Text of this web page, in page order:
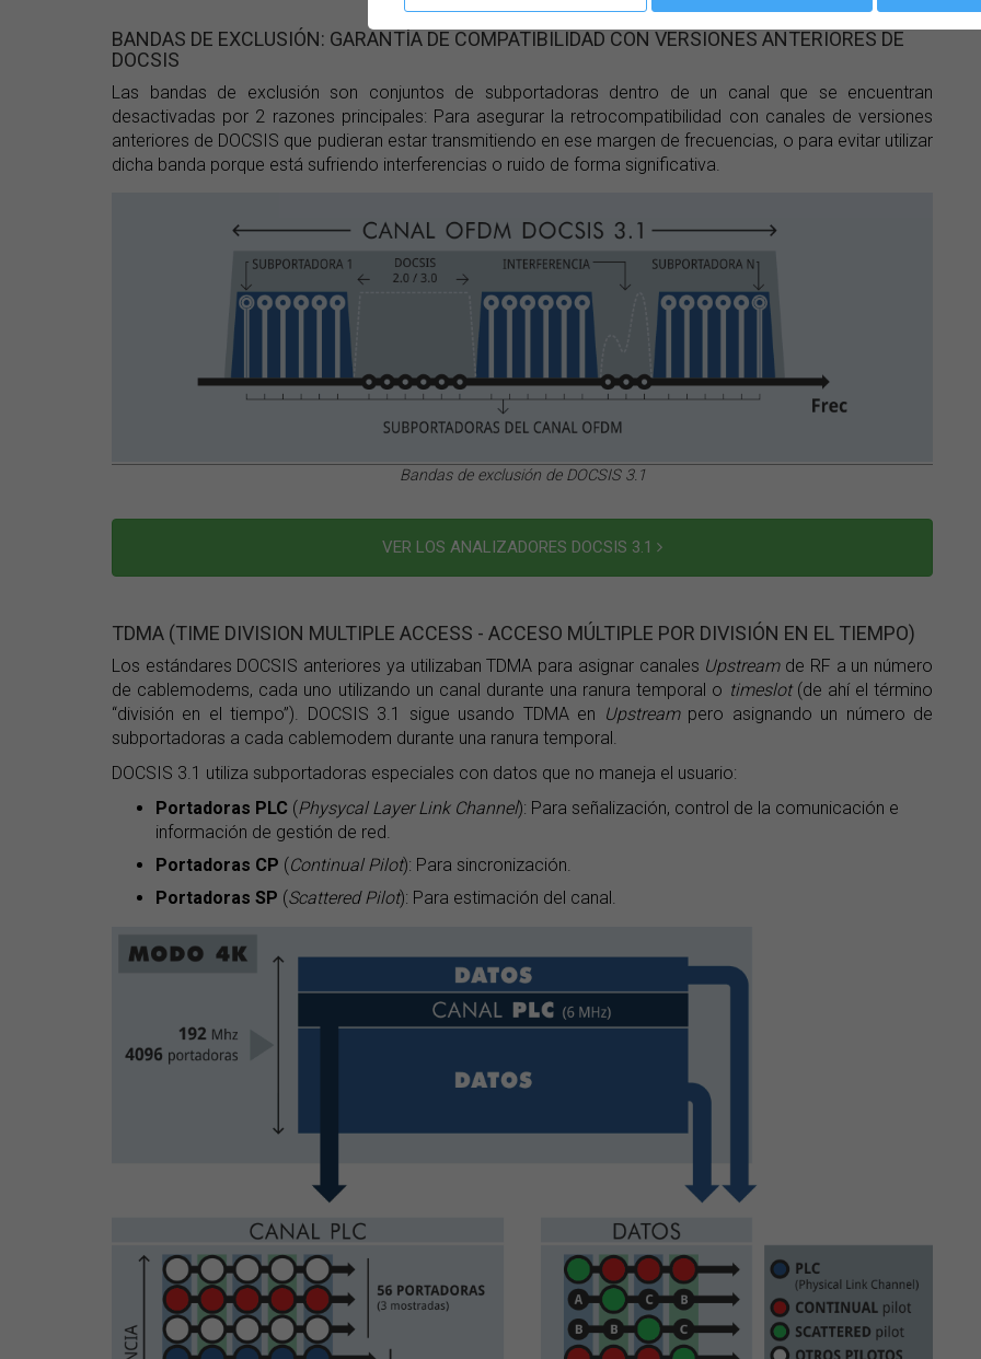
BANDAS DE EXCLUSIÓN: GARANTÍA DE COMPATIBILIDAD CON VERSIONES ANTERIORES DE
DOCSIS
Las bandas de exclusión son conjuntos de subportadoras dentro de un canal que se encuentran
desactivadas por 2 razones principales: Para asegurar la retrocompatibilidad con canales de versiones
anteriores de DOCSIS que pudieran estar transmitiendo en ese margen de frecuencias, o para evitar utilizar
dicha banda porque está sufriendo interferencias o ruido de forma significativa.
Bandas de exclusión de DOCSIS 3.1
VER LOS ANALIZADORES DOCSIS 3.1
TDMA (TIME DIVISION MULTIPLE ACCESS - ACCESO MÚLTIPLE POR DIVISIÓN EN EL TIEMPO)
Los estándares DOCSIS anteriores ya utilizaban TDMA para asignar canales Upstream de RF a un número
de cablemodems, cada uno utilizando un canal durante una ranura temporal o timeslot(de ahí el término
“división en el tiempo”). DOCSIS 3.1 sigue usando TDMA en Upstream pero asignando un número de
subportadoras a cada cablemodem durante una ranura temporal.
DOCSIS 3.1 utiliza subportadoras especiales con datos que no maneja el usuario:
Portadoras PLC (Physycal Layer Link Channel): Para señalización, control de la comunicación e
información de gestión de red.
Portadoras CP (Continual Pilot): Para sincronización.
Portadoras SP (Scattered Pilot): Para estimación del canal.